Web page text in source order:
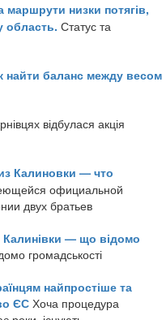
маршрути низки потягів,
область. Статус та
найти баланс между весом
відбулася акція
Калиновки — что
официальной
двух братьев
— що відомо
громадськості
найпростіше та
ЄС Хоча процедура